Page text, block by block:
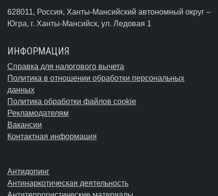
628011, Россия, Ханты-Мансийский автономный округ –
Югра, г. Ханты-Мансийск, ул. Ледовая 1
ИНФОРМАЦИЯ
Справка для налогового вычета
Политика в отношении обработки персональных
данных
Политика обработки файлов cookie
Рекламодателям
Вакансии
Контактная информация
Антидопинг
Антинаркотическая деятельность